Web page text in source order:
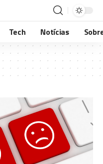
Tech Notícias